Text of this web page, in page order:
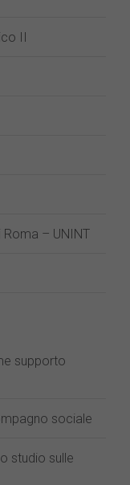
II
Roma – UNINT
supporto
sociale
studio sulle